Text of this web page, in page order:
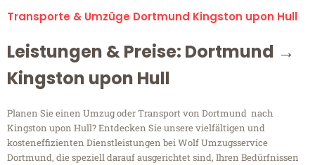
Transporte & Umzüge Dortmund Kingston upon Hull
Leistungen & Preise: Dortmund →
Kingston upon Hull
Planen Sie einen Umzug oder Transport von Dortmund nach
Kingston upon Hull? Entdecken Sie unsere vielfältigen und
kosteneffizienten Dienstleistungen bei Wolf Umzugsservice
Dortmund, die speziell darauf ausgerichtet sind, Ihren Bedürfnissen